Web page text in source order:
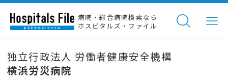
病院・総合病院検索なら
ホスピタルズ・ファイル
独立行政法人 労働者健康安全機構
横浜労災病院